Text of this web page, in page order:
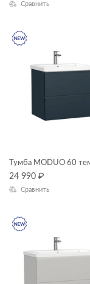
Сравнить
Тумба MODUO 60
24 990 ₽
Сравнить